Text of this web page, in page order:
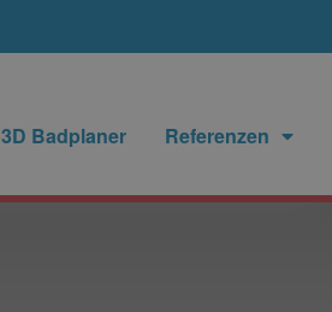
3D Badplaner Referenzen